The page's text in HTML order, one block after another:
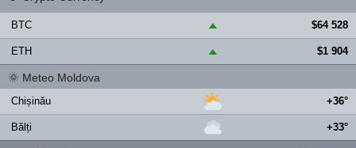
BTC ▲ $64 528
ETH ▲ $1 904
🌞 Meteo Moldova
Chișinău +36°
Bălți +33°